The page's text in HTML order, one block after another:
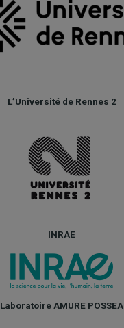
L’Université de Rennes 2
INRAE
Laboratoire AMURE POSSEA